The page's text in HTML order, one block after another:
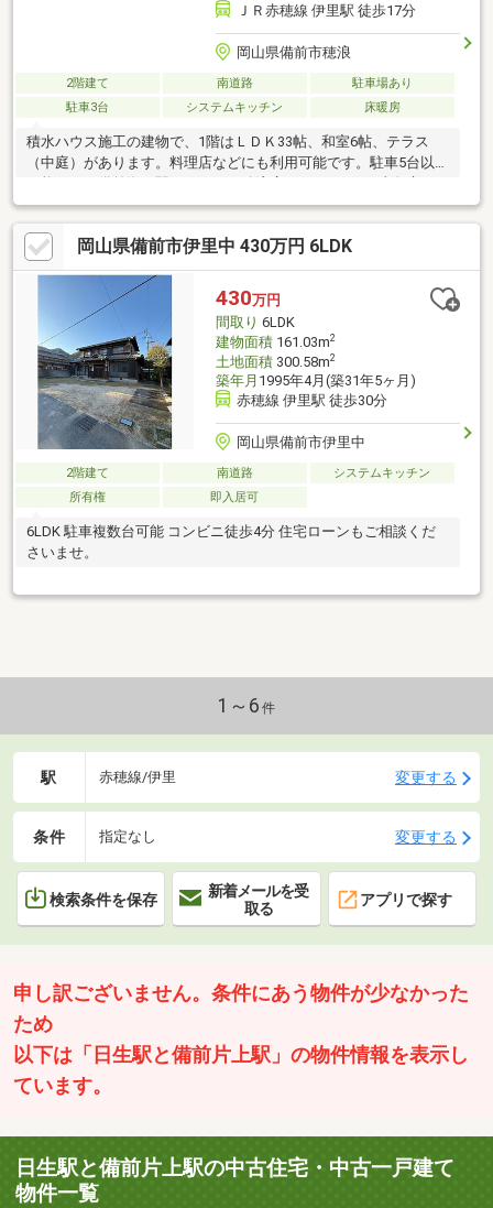
ＪＲ赤穂線 伊里駅 徒歩17分
岡山県備前市穂浪
2階建て 南道路
駐車場あり
駐車3台
システムキッチン 床暖房
積水ハウス施工の建物で、1階はＬＤＫ33帖、和室6帖、テラス
（中庭）があります。料理店などにも利用可能です。駐車5台以上
（伊里漁協）まで900ｍ。
岡山県備前市伊里中 430万円 6LDK
430万円
間取り 6LDK
建物面積161.03m2
土地面積300.58m2
築年月 1995年4月(築31年5ヶ月)
赤穂線 伊里駅 徒歩30分
岡山県備前市伊里中
2階建て 南道路
システムキッチン
所有権
即入居可
6LDK 駐車複数台可能 コンビニ徒歩4分 住宅ローンもご相談くだ
さいませ。
1～6 件
駅 赤穂線/伊里 変更する
条件 指定なし 変更する
検索条件を保存
新着メールを受
取る
アプリで探す
申し訳ございません。条件にあう物件が少なかった
ため
以下は「日生駅と備前片上駅」の物件情報を表示し
ています。
日生駅と備前片上駅の中古住宅・中古一戸建て
物件一覧